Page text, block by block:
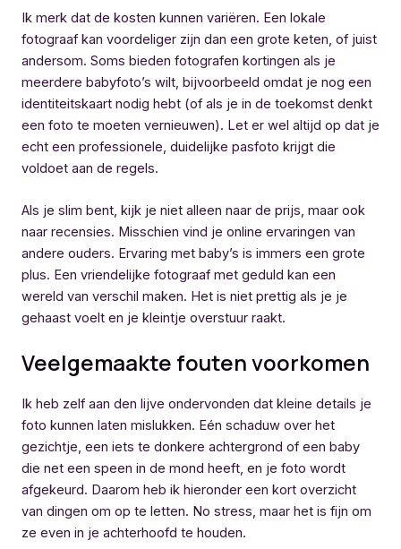
Ik merk dat de kosten kunnen variëren. Een lokale
fotograaf kan voordeliger zijn dan een grote keten, of juist
andersom. Soms bieden fotografen kortingen als je
meerdere babyfoto’s wilt, bijvoorbeeld omdat je nog een
identiteitskaart nodig hebt (of als je in de toekomst denkt
een foto te moeten vernieuwen). Let er wel altijd op dat je
echt een professionele, duidelijke pasfoto krijgt die
voldoet aan de regels.
Als je slim bent, kijk je niet alleen naar de prijs, maar ook
naar recensies. Misschien vind je online ervaringen van
andere ouders. Ervaring met baby’s is immers een grote
plus. Een vriendelijke fotograaf met geduld kan een
wereld van verschil maken. Het is niet prettig als je je
gehaast voelt en je kleintje overstuur raakt.
Veelgemaakte fouten voorkomen
Ik heb zelf aan den lijve ondervonden dat kleine details je
foto kunnen laten mislukken. Eén schaduw over het
gezichtje, een iets te donkere achtergrond of een baby
die net een speen in de mond heeft, en je foto wordt
afgekeurd. Daarom heb ik hieronder een kort overzicht
van dingen om op te letten. No stress, maar het is fijn om
ze even in je achterhoofd te houden.